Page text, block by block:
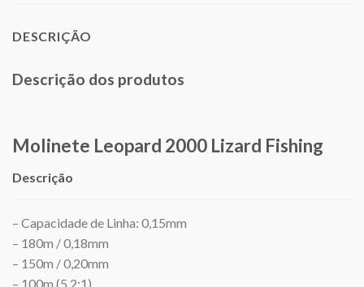
DESCRIÇÃO
Descrição dos produtos
Molinete Leopard 2000 Lizard Fishing
Descrição
– Capacidade de Linha: 0,15mm
– 180m / 0,18mm
– 150m / 0,20mm
– 100m (5.2:1)